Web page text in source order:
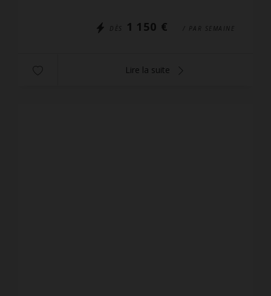
DÈS 1 150 € / PAR SEMAINE
Lire la suite